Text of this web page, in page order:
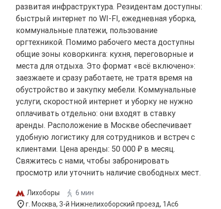
развитая инфраструктура. Резидентам доступны:
быстрый интернет по WI-FI, ежедневная уборка,
коммунальные платежи, пользование
оргтехникой. Помимо рабочего места доступны
общие зоны коворкинга: кухня, переговорные и
места для отдыха. Это формат «всё включено»:
заезжаете и сразу работаете, не тратя время на
обустройство и закупку мебели. Коммунальные
услуги, скоростной интернет и уборку не нужно
оплачивать отдельно: они входят в ставку
аренды. Расположение в Москве обеспечивает
удобную логистику для сотрудников и встреч с
клиентами. Цена аренды: 50 000 ₽ в месяц.
Свяжитесь с нами, чтобы забронировать
просмотр или уточнить наличие свободных мест.
Лихоборы
6 мин
г. Москва, 3-й Нижнелихоборский проезд, 1Ас6